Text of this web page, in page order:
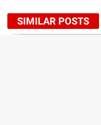
SIMILAR POSTS